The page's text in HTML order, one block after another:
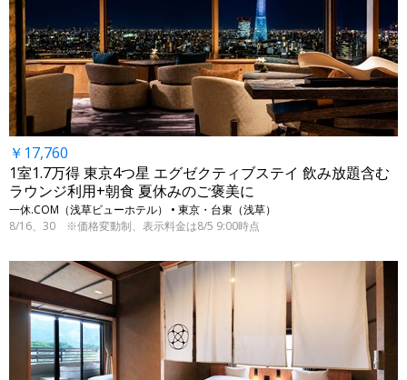
￥17,760
1室1.7万得 東京4つ星 エグゼクティブステイ 飲み放題含む
ラウンジ利用+朝食 夏休みのご褒美に
一休.COM（浅草ビューホテル） • 東京・台東（浅草）
8/16、30 ※価格変動制、表示料金は8/5 9:00時点
←